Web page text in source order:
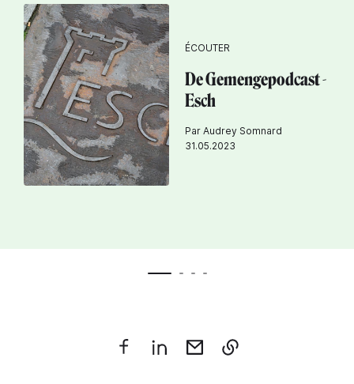
ÉCOUTER
De Gemengepodcast -
Esch
Par Audrey Somnard
31.05.2023